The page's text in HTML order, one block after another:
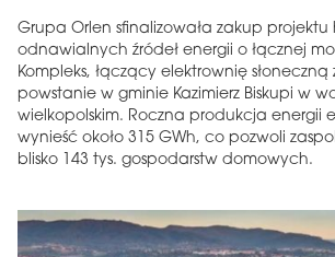
Grupa Orlen sfinalizowała zakup
odnawialnych źródeł energii o łącznej
Kompleks, łączący elektrownię
powstanie w gminie Kazimierz Biskupi w
wielkopolskim. Roczna produkcja energii
wynieść około 315 GWh, co pozwoli
blisko 143 tys. gospodarstw domowych.